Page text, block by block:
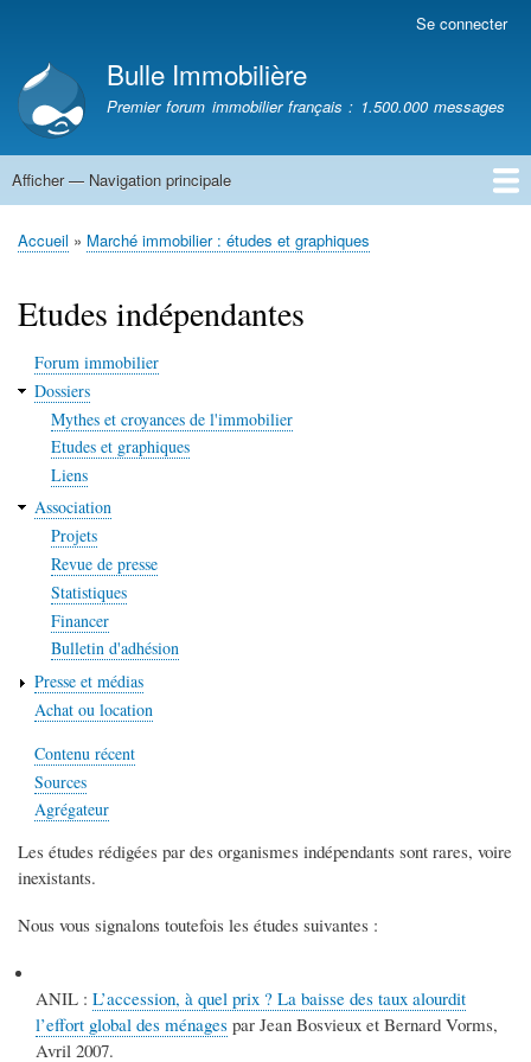
contenu
principal
compte
de
l'utilisateur
Se connecter
Bulle Immobilière
Premier forum immobilier français : 1.500.000 messages
Navigation
Afficher — Navigation principale
Accueil
Fil
Accueil Marché immobilier : études et graphiques
Etudes indépendantes
Forum immobilier
Dossiers
Mythes et croyances de l'immobilier
Etudes et graphiques
Liens
Association
Projets
Revue de presse
Statistiques
Financer
Bulletin d'adhésion
Presse et médias
Achat ou location
Contenu récent
Sources
Agrégateur
Les études rédigées par des organismes indépendants sont rares, voire
inexistants.
Nous vous signalons toutefois les études suivantes :
ANIL : L’accession, à quel prix ? La baisse des taux alourdit
l’effort global des ménages par Jean Bosvieux et Bernard Vorms,
Avril 2007.